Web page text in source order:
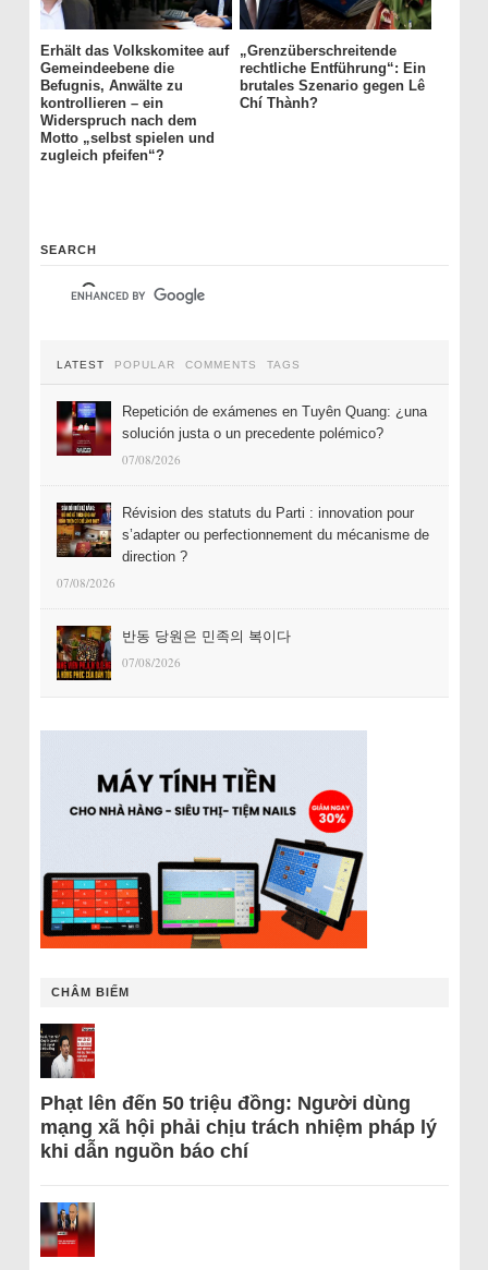
Erhält das Volkskomitee auf
Gemeindeebene die
Befugnis, Anwälte zu
kontrollieren – ein
Widerspruch nach dem
Motto „selbst spielen und
zugleich pfeifen“?
„Grenzüberschreitende
rechtliche Entführung“: Ein
brutales Szenario gegen Lê
Chí Thành?
SEARCH
LATEST POPULAR COMMENTS TAGS
Repetición de exámenes en Tuyên Quang: ¿una
solución justa o un precedente polémico?
07/08/2026
Révision des statuts du Parti : innovation pour
s’adapter ou perfectionnement du mécanisme de
direction ?
07/08/2026
반동 당원은 민족의 복이다
07/08/2026
CHÂM BIẾM
Phạt lên đến 50 triệu đồng: Người dùng
mạng xã hội phải chịu trách nhiệm pháp lý
khi dẫn nguồn báo chí